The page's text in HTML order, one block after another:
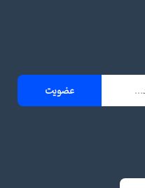
عضویت